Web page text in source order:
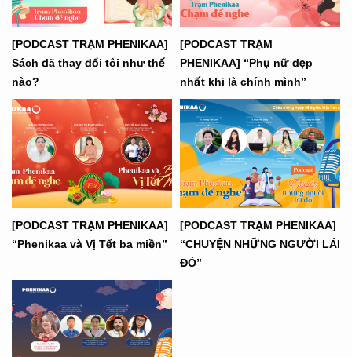
[PODCAST TRẠM PHENIKAA]
Sách đã thay đổi tôi như thế
nào?
[PODCAST TRẠM
PHENIKAA] “Phụ nữ đẹp
nhất khi là chính mình”
[PODCAST TRẠM PHENIKAA]
“Phenikaa và Vị Tết ba miền”
[PODCAST TRẠM PHENIKAA]
“CHUYỆN NHỮNG NGƯỜI LÁI
ĐÒ”